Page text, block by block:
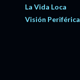
La Vida Loca
Visión Periférica